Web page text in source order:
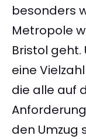
besonders
Metropole
Bristol geht.
eine
die alle auf
den Umzug